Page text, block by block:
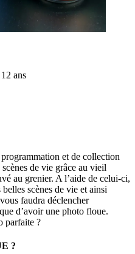
ans⠀
et de collection
de vie grâce au vieil
au grenier. A l’aide de celui-ci,
scènes de vie et ainsi
faudra déclencher
d’avoir une photo floue.
parfaite ?
?